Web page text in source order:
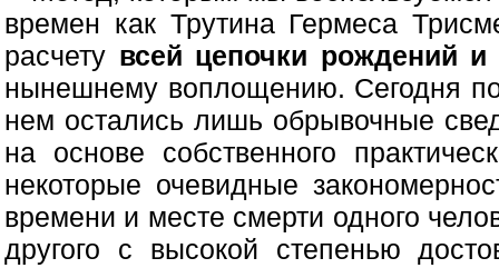
времен как Трутина Гермеса
расчету всей цепочки рождений и
нынешнему воплощению. Сегодня
нем остались лишь обрывочные
на основе собственного
некоторые очевидные
времени и месте смерти одного
другого с высокой степенью